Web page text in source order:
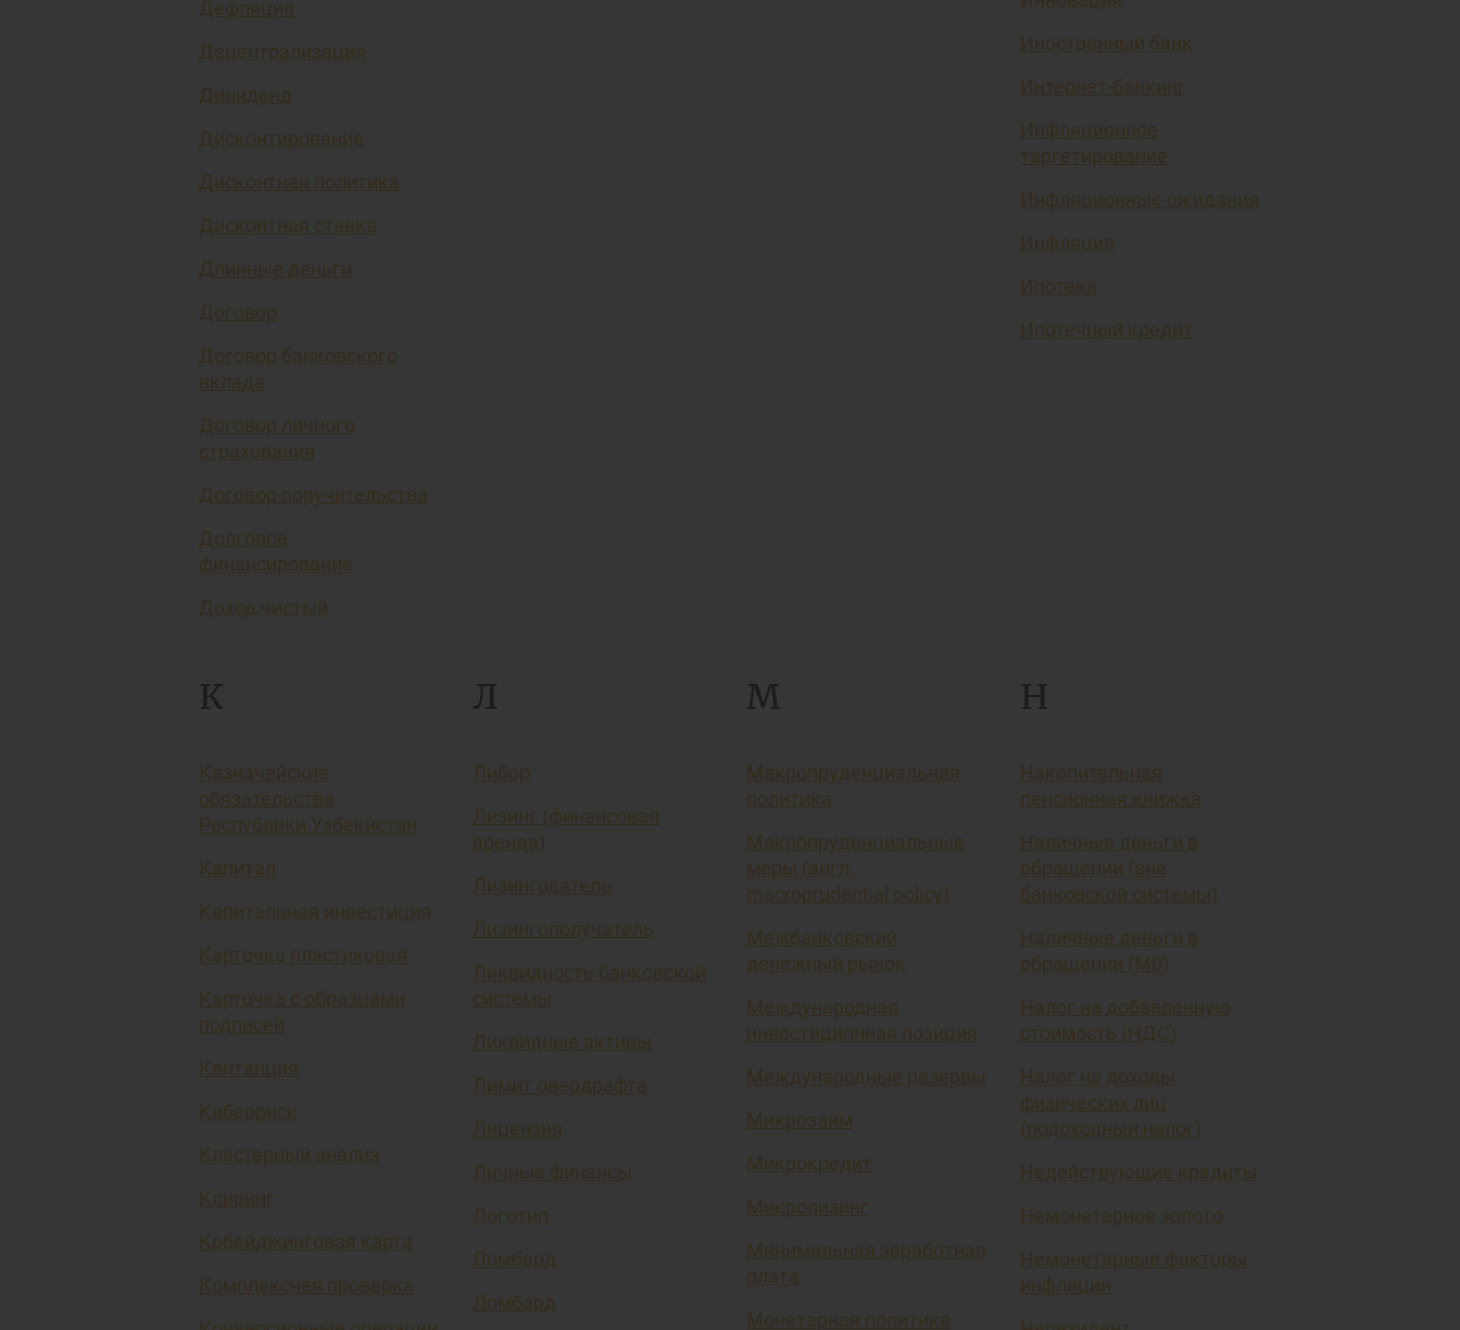
Дефляция
Децентрализация
Дивиденд
Дисконтирование
Дисконтная политика
Дисконтная ставка
Длинные деньги
Договор
Договор банковского
вклада
Договор личного
страхования
Договор поручительства
Долговое
финансирование
Доход чистый
Иностранный банк
Интернет-банкинг
Инфляционное
таргетирование
Инфляционные ожидания
Инфляция
Ипотека
Ипотечный кредит
К
Казначейские
обязательства
Республики Узбекистан
Капитал
Капитальная инвестиция
Карточка пластиковая
Карточка с образцами
подписей
Квитанция
Киберриск
Кластерный анализ
Клиринг
Кобейджинговая карта
Комплексная проверка
Л
Либор
Лизинг (финансовая
аренда)
Лизингодатель
Лизингополучатель
Ликвидность банковской
системы
Ликвидные активы
Лимит овердрафта
Лицензия
Личные финансы
Логотип
Ломбард
Ломбард
М
Макропруденциальная
политика
Макропруденциальные
меры (англ.
macroprudential policy)
Межбанковский
денежный рынок
Международная
инвестиционная позиция
Международные резервы
Микрозайм
Микрокредит
Микролизинг
Минимальная заработная
плата
Монетарная политика
Н
Накопительная
пенсионная книжка
Наличные деньги в
обращении (вне
банковской системы)
Наличные деньги в
обращении (М0)
Налог на добавленную
стоимость (НДС)
Налог на доходы
физических лиц
(подоходный налог)
Недействующие кредиты
Немонетарное золото
Немонетарные факторы
инфляции